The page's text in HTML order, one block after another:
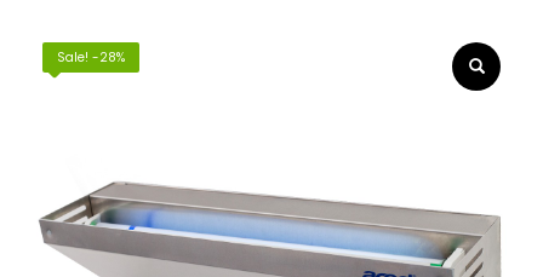
Sale! -28%